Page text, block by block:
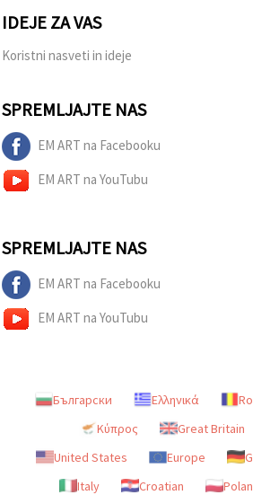
IDEJE ZA VAS
Koristni nasveti in ideje
SPREMLJAJTE NAS
EM ART na Facebooku
EM ART na YouTubu
SPREMLJAJTE NAS
EM ART na Facebooku
EM ART na YouTubu
Български Ελληνικά
Κύπρος
Great Britain
United States
Europe
Italy
Croatian